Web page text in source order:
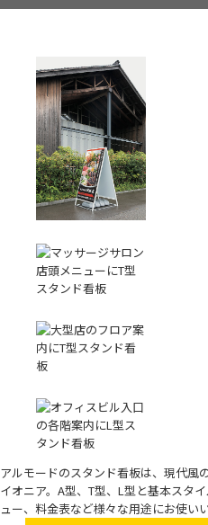
アルモードのスタンド看板は、現代風
イオニア。A型、T型、L型と基本スタ
ュー、料金表など様々な用途にお使い